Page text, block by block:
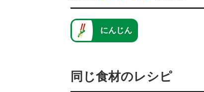
にんじん
同じ食材のレシピ